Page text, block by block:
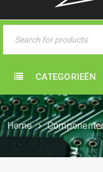
CATEGORIEËN
Home ›